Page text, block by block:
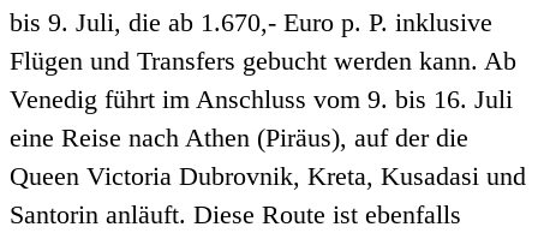
bis 9. Juli, die ab 1.670,- Euro p. P. inklusive
Flügen und Transfers gebucht werden kann. Ab
Venedig führt im Anschluss vom 9. bis 16. Juli
eine Reise nach Athen (Piräus), auf der die
Queen Victoria Dubrovnik, Kreta, Kusadasi und
Santorin anläuft. Diese Route ist ebenfalls